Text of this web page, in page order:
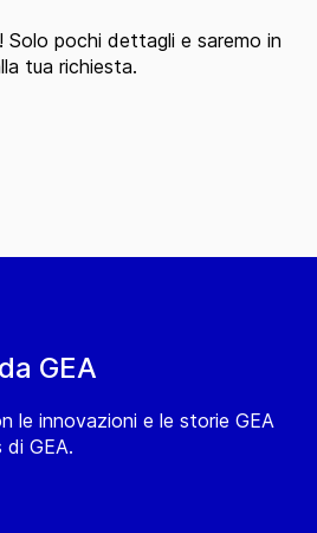
GEA
le innovazioni e le storie GEA
GEA.
Solo pochi dettagli e saremo in
tua richiesta.